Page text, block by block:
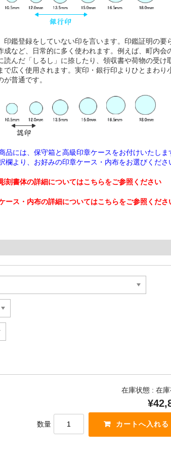
印鑑登録をしていない印を言います。印鑑証明の要
成など、日常的に多く使われます。例えば、町内会
読んだ「しるし」に捺したり、領収書や荷物の受け
で広く使用されます。実印・銀行印よりひとまわり
が普通です。
品には、保守箱と高級印章ケースをお付けいたしま
欄より、 お好みの印章ケース・内布をお選びくださ
刻書体の詳細についてはこちらをご参照ください
ース・内布の詳細についてはこちらをご参照くださ
在庫状態 : 在庫
数量